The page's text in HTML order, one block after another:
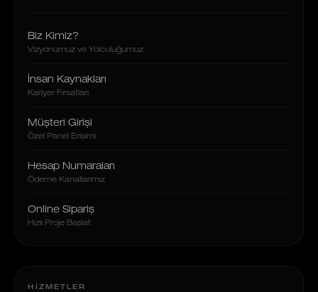
Biz Kimiz?
Vizyonumuz ve Yolculuğumuz
İnsan Kaynakları
Kariyer Fırsatları
Müşteri Girişi
Özel Panel Erişimi
Hesap Numaraları
Ödeme Kanallarımız
Online Sipariş
Hızlı Proje Başlat
HIZMETLER